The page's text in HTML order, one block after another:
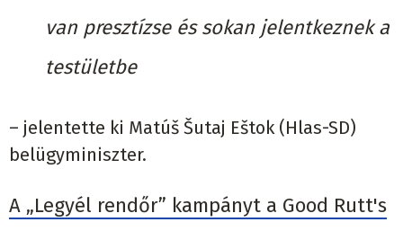
van presztízse és sokan jelentkeznek a
testületbe
– jelentette ki Matúš Šutaj Eštok (Hlas-SD)
belügyminiszter.
A „Legyél rendőr” kampányt a Good Rutt's